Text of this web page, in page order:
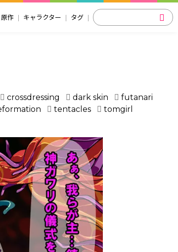
原作 キャラクター タグ
crossdressing dark skin
futanari
tentacles
tomgirl